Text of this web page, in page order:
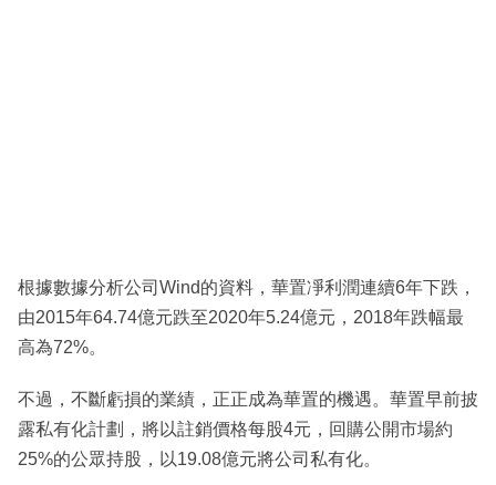
根據數據分析公司Wind的資料，華置凈利潤連續6年下跌，
由2015年64.74億元跌至2020年5.24億元，2018年跌幅最
高為72%。
不過，不斷虧損的業績，正正成為華置的機遇。華置早前披
露私有化計劃，將以註銷價格每股4元，回購公開市場約
25%的公眾持股，以19.08億元將公司私有化。